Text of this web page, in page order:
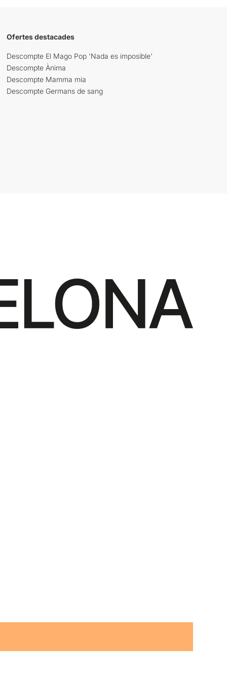
Ofertes destacades
Descompte El Mago Pop 'Nada es imposible'
Descompte Ànima
Descompte Mamma mia
Descompte Germans de sang